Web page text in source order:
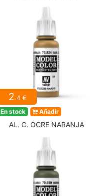
2.4 €
En stock Añadir
AL. C. OCRE NARANJA